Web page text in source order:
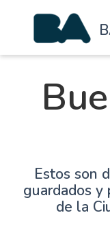
Estos son
guardados y
de la